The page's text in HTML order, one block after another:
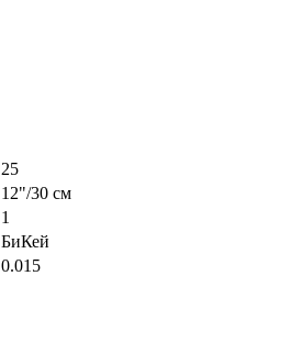
25
12"/30 см
1
БиКей
0.015